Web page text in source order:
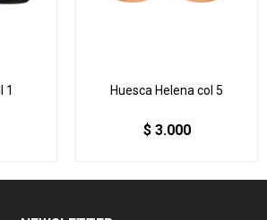
1 Huesca Helena col 5
$ 3.000